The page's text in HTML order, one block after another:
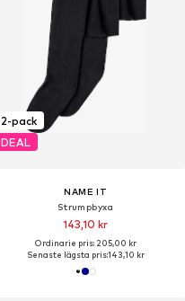
2-pack
DEAL
NAME IT
Strumpbyxa
143,10 kr
Ordinarie pris: 205,00 kr
Senaste lägsta pris:143,10 kr